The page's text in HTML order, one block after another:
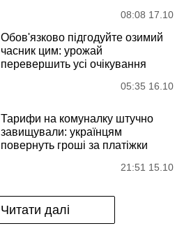
08:08 17.10
Обов'язково підгодуйте озимий
часник цим: урожай
перевершить усі очікування
05:35 16.10
Тарифи на комуналку штучно
завищували: українцям
повернуть гроші за платіжки
21:51 15.10
Читати далі